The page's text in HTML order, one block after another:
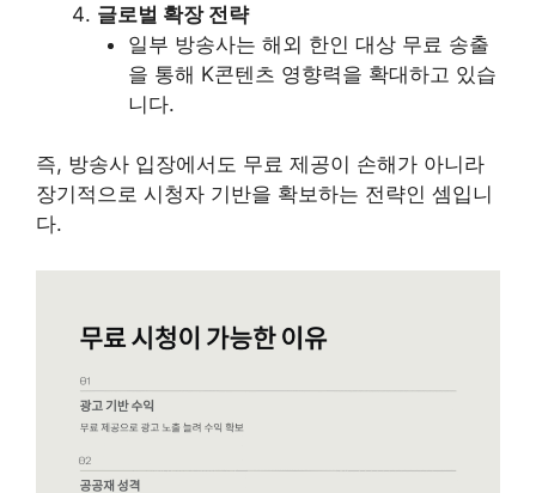
글로벌 확장 전략
일부 방송사는 해외 한인 대상 무료 송출
을 통해 K콘텐츠 영향력을 확대하고 있습
니다.
즉, 방송사 입장에서도 무료 제공이 손해가 아니라
장기적으로 시청자 기반을 확보하는 전략인 셈입니
다.